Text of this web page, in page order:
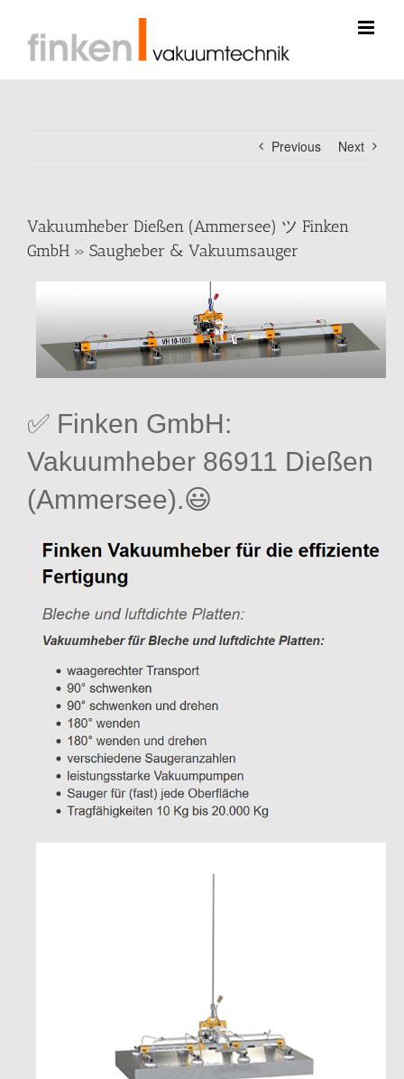
content
Previous Next
Vakuumheber Dießen (Ammersee) ツ Finken
GmbH » Saugheber & Vakuumsauger
✅ Finken GmbH:
Vakuumheber 86911 Dießen
(Ammersee).😃